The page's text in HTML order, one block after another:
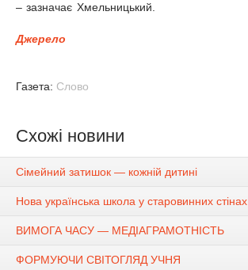
– зазначає Хмельницький.
Джерело
Газета: Слово
Схожі новини
Сімейний затишок — кожній дитині
Нова українська школа у старовинних стінах
ВИМОГА ЧАСУ — МЕДІАГРАМОТНІСТЬ
ФОРМУЮЧИ СВІТОГЛЯД УЧНЯ